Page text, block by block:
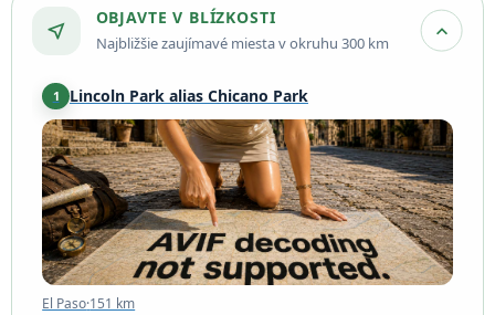
near_me
OBJAVTE V BLÍZKOSTI
Najbližšie zaujímavé miesta v okruhu 300 km expand_more
1 Lincoln Park alias Chicano Park
El Paso·151 km
El Paso·151 km